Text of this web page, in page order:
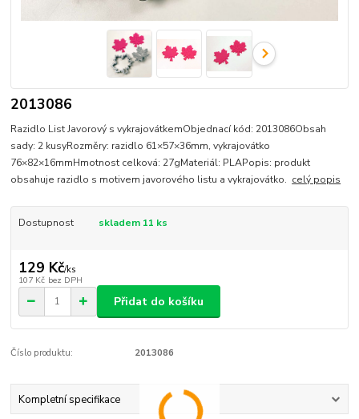
2013086
Razidlo List Javorový s vykrajovátkemObjednací kód: 2013086Obsah
sady: 2 kusyRozměry: razidlo 61×57×36mm, vykrajovátko
76×82×16mmHmotnost celková: 27gMateriál: PLAPopis: produkt
obsahuje razidlo s motivem javorového listu a vykrajovátko. celý popis
Dostupnost skladem 11 ks
129 Kč/ks
107 Kč bez DPH
Přidat do košíku
Číslo produktu: 2013086
Kompletní specifikace